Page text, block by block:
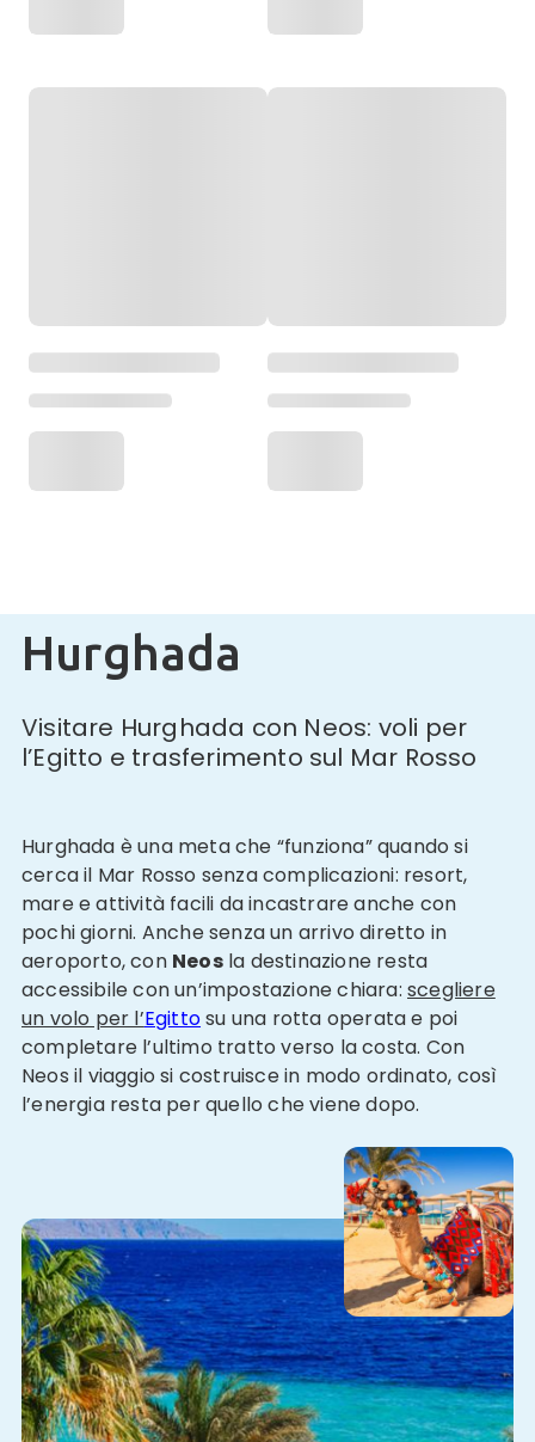
Hurghada
Visitare Hurghada con Neos: voli per
l’Egitto e trasferimento sul Mar Rosso
Hurghada è una meta che “funziona” quando si
cerca il Mar Rosso senza complicazioni: resort,
mare e attività facili da incastrare anche con
pochi giorni. Anche senza un arrivo diretto in
aeroporto, con Neosla destinazione resta
accessibile con un’impostazione chiara:scegliere
un volo per l’Egittosu una rotta operata e poi
completare l’ultimo tratto verso la costa. Con
Neos il viaggio si costruisce in modo ordinato, così
l’energia resta per quello che viene dopo.